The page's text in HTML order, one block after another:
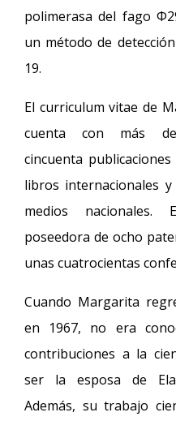
polimerasa del fago
un método de
19.
El curriculum vitae de
cuenta con más de
cincuenta
libros internacionales
medios nacionales.
poseedora de ocho
unas cuatrocientas
Cuando Margarita
en 1967, no era
contribuciones a la
ser la esposa de
Además, su trabajo